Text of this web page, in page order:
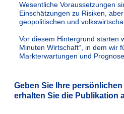
Wesentliche Voraussetzungen
Einschätzungen zu Risiken,
geopolitischen und
Vor diesem Hintergrund starten
Minuten Wirtschaft“, in dem wir
Markterwartungen und
Geben Sie Ihre
erhalten Sie die Publikation